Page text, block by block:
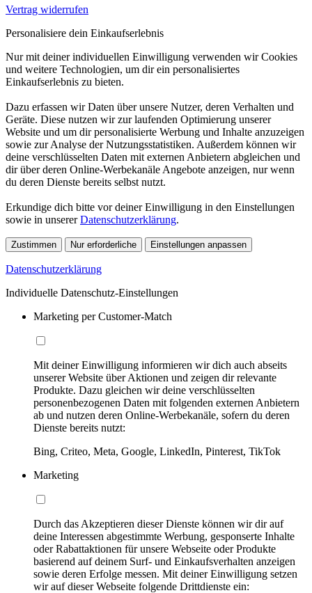
Vertrag widerrufen
Personalisiere dein Einkaufserlebnis
Nur mit deiner individuellen Einwilligung verwenden wir Cookies
und weitere Technologien, um dir ein personalisiertes
Einkaufserlebnis zu bieten.
Dazu erfassen wir Daten über unsere Nutzer, deren Verhalten und
Geräte. Diese nutzen wir zur laufenden Optimierung unserer
Website und um dir personalisierte Werbung und Inhalte anzuzeigen
sowie zur Analyse der Nutzungsstatistiken. Außerdem können wir
deine verschlüsselten Daten mit externen Anbietern abgleichen und
dir über deren Online-Werbekanäle Angebote anzeigen, nur wenn
du deren Dienste bereits selbst nutzt.
Erkundige dich bitte vor deiner Einwilligung in den Einstellungen
sowie in unsererDatenschutzerklärung.
Zustimmen Nur erforderliche Einstellungen anpassen
Datenschutzerklärung
Individuelle Datenschutz-Einstellungen
Marketing per Customer-Match
Mit deiner Einwilligung informieren wir dich auch abseits
unserer Website über Aktionen und zeigen dir relevante
Produkte. Dazu gleichen wir deine verschlüsselten
personenbezogenen Daten mit folgenden externen Anbietern
ab und nutzen deren Online-Werbekanäle, sofern du deren
Dienste bereits nutzt:
Bing, Criteo, Meta, Google, LinkedIn, Pinterest, TikTok
Marketing
Durch das Akzeptieren dieser Dienste können wir dir auf
deine Interessen abgestimmte Werbung, gesponserte Inhalte
oder Rabattaktionen für unsere Webseite oder Produkte
basierend auf deinem Surf- und Einkaufsverhalten anzeigen
sowie deren Erfolge messen. Mit deiner Einwilligung setzen
wir auf dieser Webseite folgende Drittdienste ein: